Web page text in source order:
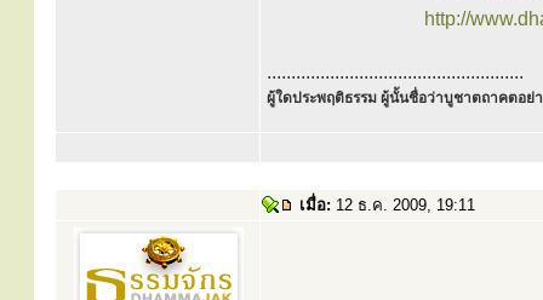
http://
.....................................................
ผู้ใดประพฤติธรรม ผู้นั้นชื่อว่าบูชาตถาคตอย่า
เมื่อ: 12 ธ.ค. 2009, 19:11